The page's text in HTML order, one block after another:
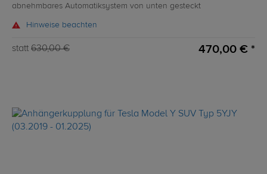
abnehmbares Automatiksystem von unten gesteckt
Hinweise beachten
statt 630,00 € 470,00 € *